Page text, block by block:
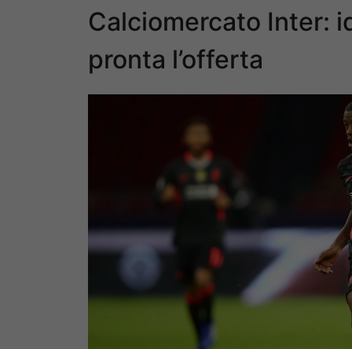
Calciomercato Inter:
pronta l’offerta